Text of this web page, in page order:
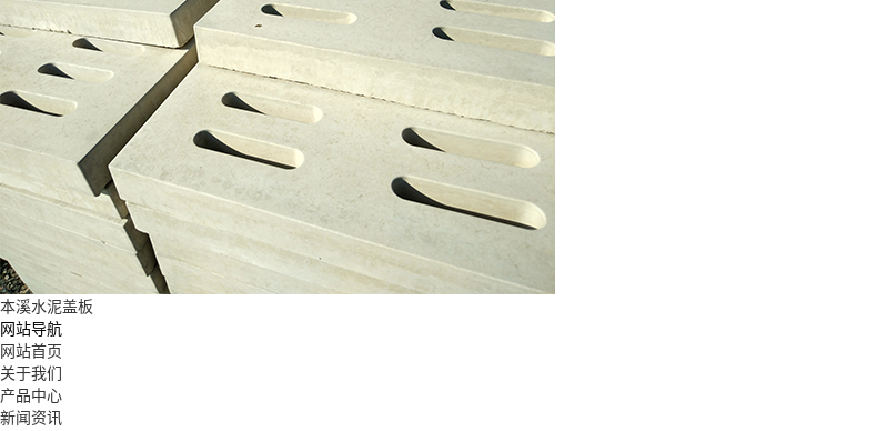
本溪水泥盖板
网站导航
网站首页
关于我们
产品中心
新闻资讯